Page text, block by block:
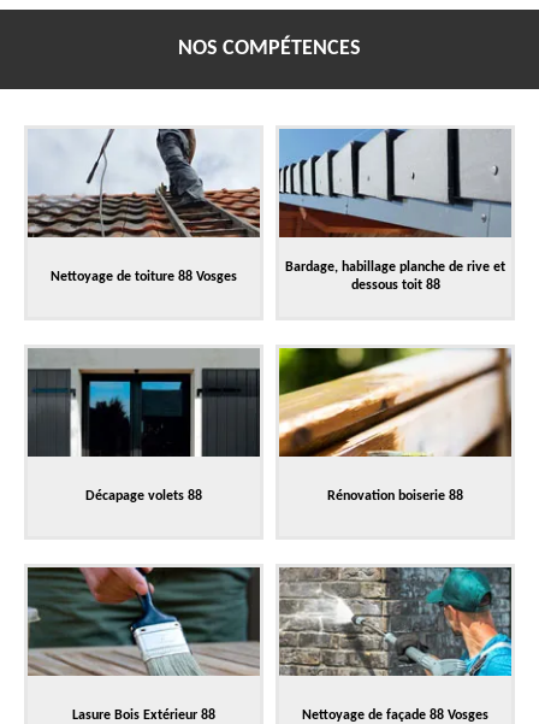
NOS COMPÉTENCES
Nettoyage de toiture 88 Vosges
Bardage, habillage planche de rive et
dessous toit 88
Décapage volets 88 Rénovation boiserie 88
Lasure Bois Extérieur 88 Nettoyage de façade 88 Vosges